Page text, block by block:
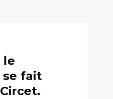
le
se fait